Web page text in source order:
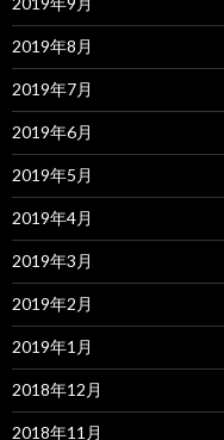
2019年8月
2019年7月
2019年6月
2019年5月
2019年4月
2019年3月
2019年2月
2019年1月
2018年12月
2018年11月